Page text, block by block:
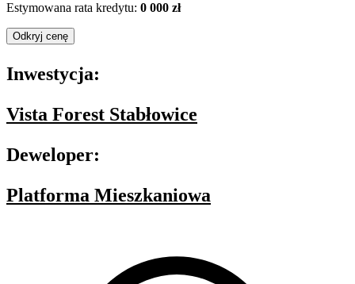
Estymowana rata kredytu: 0 000 zł
Odkryj cenę
Inwestycja:
Vista Forest Stabłowice
Deweloper:
Platforma Mieszkaniowa